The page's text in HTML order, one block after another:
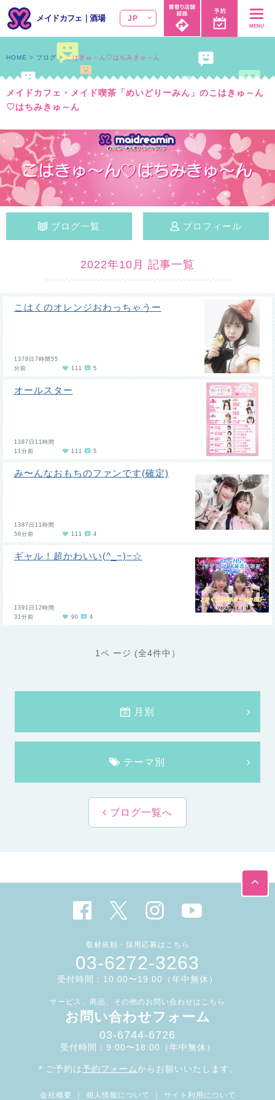
メイドカフェ ｜酒場 JP
MENU
メイドカフェ・メイド喫茶「めいどりーみん」のこはきゅ～ん
♡はちみきゅ～ん
HOME ブログ こはきゅ～ん♡はちみきゅ～ん
ブログ一覧 プロフィール
2022年10月 記事一覧
こはくのオレンジおわっちゃうー
1378日7時間55
分前
111 5
オールスター
1387日11時間
11分前
111 5
み〜んなおもちのファンです(確定)
1387日11時間
56分前
111 4
ギャル！超かわいい(^_−)−☆
1391日12時間
31分前
90 4
1ペ ージ (全4件中）
月別
テーマ別
ブログ一覧へ
取材依頼・採用応募はこちら
03-6272-3263
受付時間：10:00〜19:00（年中無休）
サービス、商品、その他のお問い合わせはこちら
お問い合わせフォーム
03-6744-6726
受付時間：9:00〜18:00（年中無休）
＊ご予約は予約フォーム からお願いいたします。
会社概要 ｜ 個人情報について ｜ サイト利用について